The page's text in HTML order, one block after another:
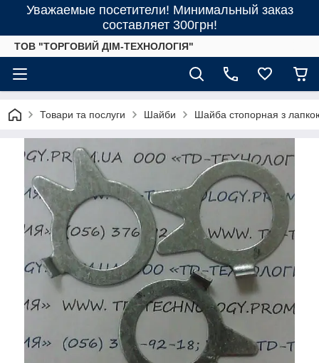
Уважаемые посетители! Минимальный заказ
составляет 300грн!
ТОВ "ТОРГОВИЙ ДІМ-ТЕХНОЛОГІЯ"
Товари та послуги Шайби Шайба стопорная з